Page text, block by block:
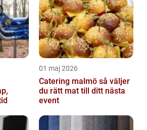
01 maj 2026
Catering malmö så väljer
du rätt mat till ditt nästa
event